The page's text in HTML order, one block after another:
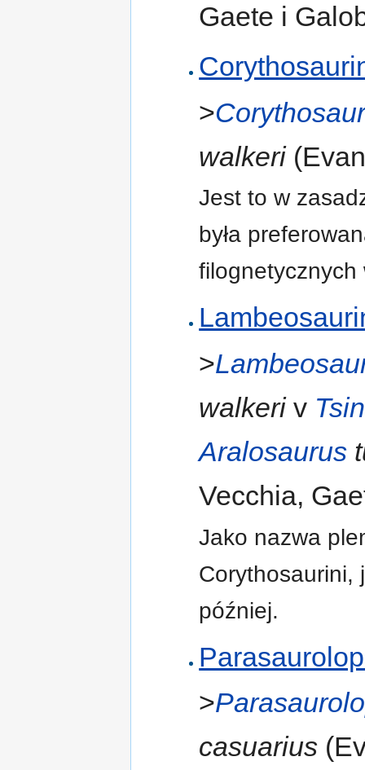
Gaete i
>
walkeri
Jest to w
była
>
walkeriv
Aralosaurus
Vecchia,
Jako nazwa
Corythosaurini,
później.
>
casuarius